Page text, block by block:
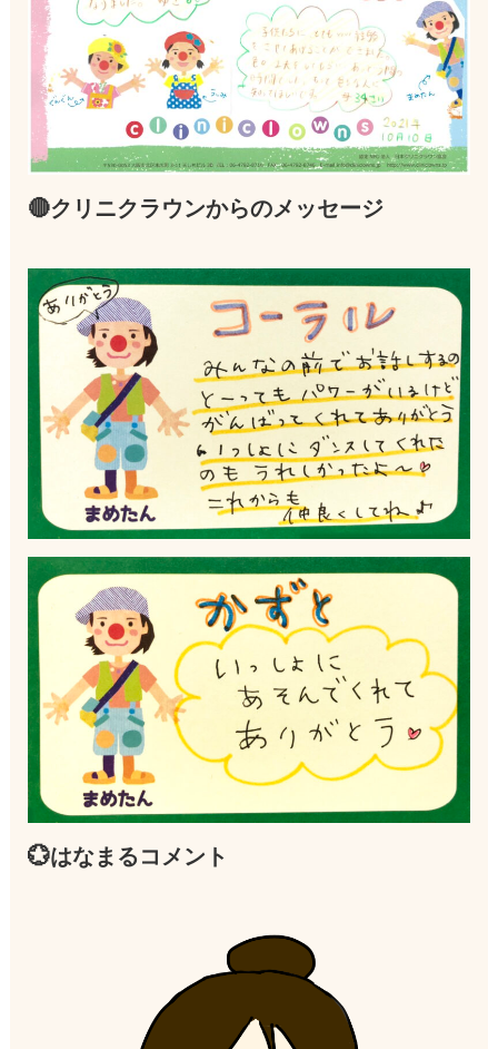
🔴クリニクラウンからのメッセージ
💮はなまるコメント